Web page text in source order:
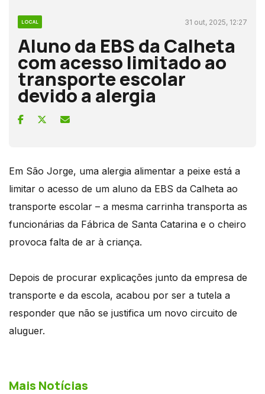
LOCAL 31 out, 2025, 12:27
Aluno da EBS da Calheta
com acesso limitado ao
transporte escolar
devido a alergia
Em São Jorge, uma alergia alimentar a peixe está a
limitar o acesso de um aluno da EBS da Calheta ao
transporte escolar – a mesma carrinha transporta as
funcionárias da Fábrica de Santa Catarina e o cheiro
provoca falta de ar à criança.
Depois de procurar explicações junto da empresa de
transporte e da escola, acabou por ser a tutela a
responder que não se justifica um novo circuito de
aluguer.
Mais Notícias